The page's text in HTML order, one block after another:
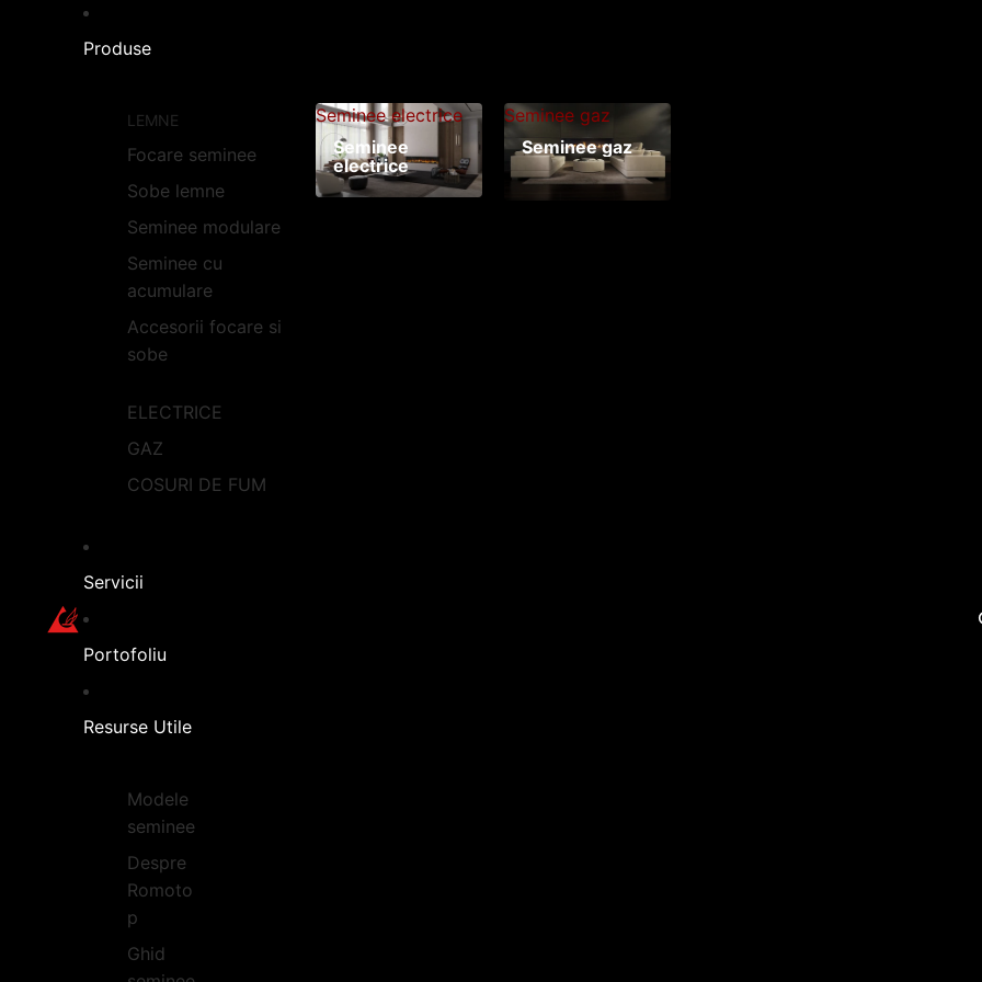
Produse
LEMNE
Focare seminee
Sobe lemne
Seminee modulare
Seminee cu
acumulare
Accesorii focare si
sobe
ELECTRICE
GAZ
COSURI DE FUM
Seminee electrice
Seminee
electrice
Seminee gaz
Seminee gaz
Servicii
Portofoliu
Resurse Utile
Modele
seminee
Despre
Romoto
p
Ghid